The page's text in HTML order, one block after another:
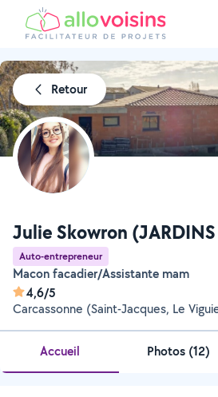
Retour
Julie Skowron
Auto-entrepreneur
Macon facadier/Assistante mam
4,6/5
Carcassonne (Saint-Jacques, Le
Accueil Photos (12)